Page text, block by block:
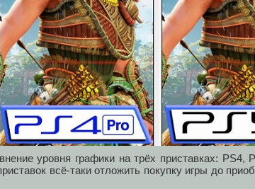
уровня графики на трёх приставках: PS4,
всё-таки отложить покупку игры до